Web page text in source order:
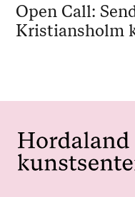
Open Call:
Kristiansholm